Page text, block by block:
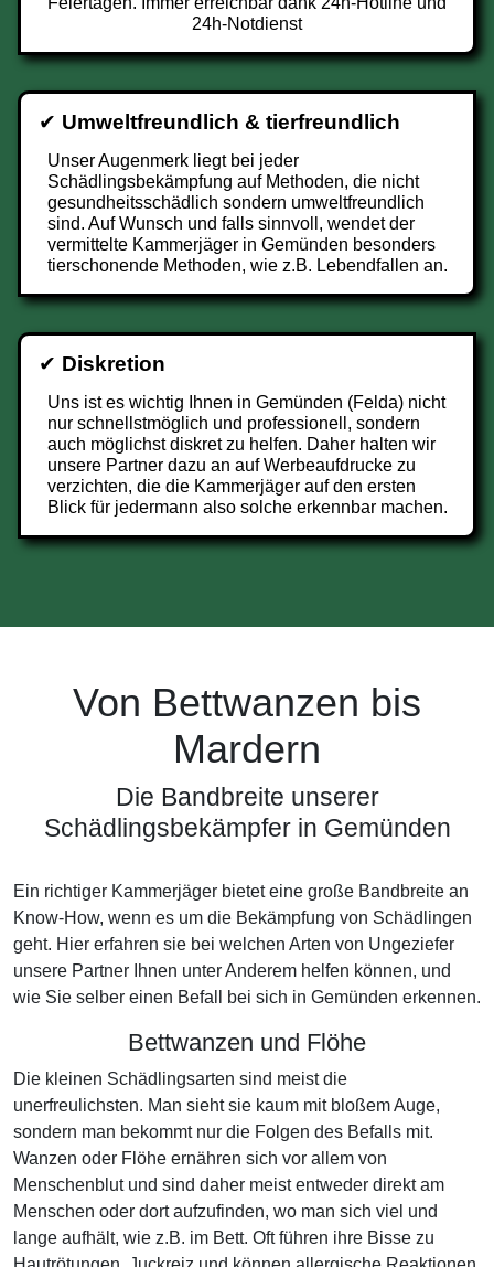
24h-Notdienst
✔ Umweltfreundlich & tierfreundlich
Unser Augenmerk liegt bei jeder
Schädlingsbekämpfung auf Methoden, die nicht
gesundheitsschädlich sondern umweltfreundlich
sind. Auf Wunsch und falls sinnvoll, wendet der
vermittelte Kammerjäger in Gemünden besonders
tierschonende Methoden, wie z.B. Lebendfallen an.
✔ Diskretion
Uns ist es wichtig Ihnen in Gemünden (Felda) nicht
nur schnellstmöglich und professionell, sondern
auch möglichst diskret zu helfen. Daher halten wir
unsere Partner dazu an auf Werbeaufdrucke zu
verzichten, die die Kammerjäger auf den ersten
Blick für jedermann also solche erkennbar machen.
Von Bettwanzen bis
Mardern
Die Bandbreite unserer
Schädlingsbekämpfer in Gemünden
Ein richtiger Kammerjäger bietet eine große Bandbreite an
Know-How, wenn es um die Bekämpfung von Schädlingen
geht. Hier erfahren sie bei welchen Arten von Ungeziefer
unsere Partner Ihnen unter Anderem helfen können, und
wie Sie selber einen Befall bei sich in Gemünden erkennen.
Bettwanzen und Flöhe
Die kleinen Schädlingsarten sind meist die
unerfreulichsten. Man sieht sie kaum mit bloßem Auge,
sondern man bekommt nur die Folgen des Befalls mit.
Wanzen oder Flöhe ernähren sich vor allem von
Menschenblut und sind daher meist entweder direkt am
Menschen oder dort aufzufinden, wo man sich viel und
lange aufhält, wie z.B. im Bett. Oft führen ihre Bisse zu